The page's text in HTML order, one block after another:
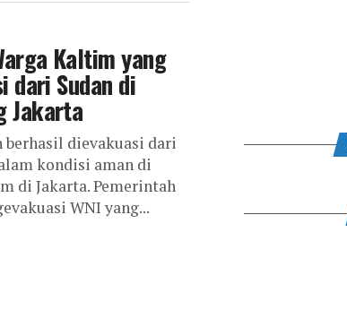
Kaltim yang
dari Sudan di
Jakarta
dievakuasi dari
kondisi aman di
di Jakarta. Pemerintah
WNI yang...